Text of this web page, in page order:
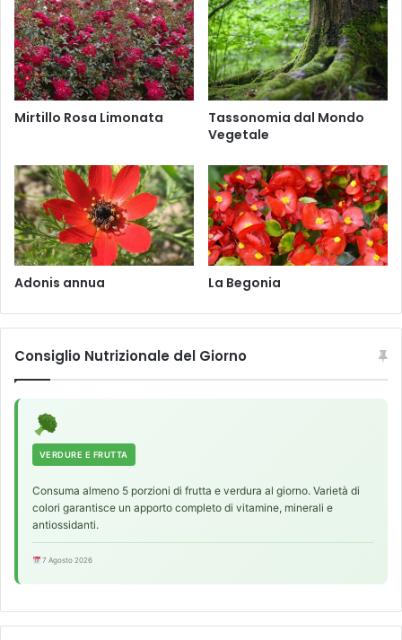
o
l
u
m
m
j
s
Mirtillo Rosa Limonata
Tassonomia dal Mondo
Vegetale
Adonis annua La Begonia
Consiglio Nutrizionale del Giorno
VERDURE E FRUTTA
Consuma almeno 5 porzioni di frutta e verdura al giorno. Varietà di
colori garantisce un apporto completo di vitamine, minerali e
antiossidanti.
7 Agosto 2026